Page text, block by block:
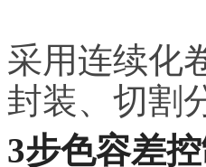
采用连续化
封装、切割
3步色容差控